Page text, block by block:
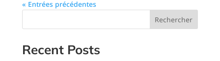
« Entrées précédentes
Rechercher
Recent Posts